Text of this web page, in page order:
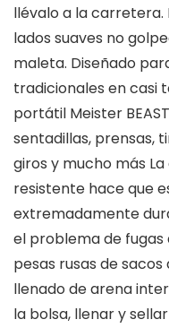
llévalo a la carretera.
lados suaves no
maleta. Diseñado
tradicionales en casi
portátil Meister
sentadillas, prensas,
giros y mucho más
resistente hace que
extremadamente
el problema de
pesas rusas de
llenado de arena
la bolsa, llenar y